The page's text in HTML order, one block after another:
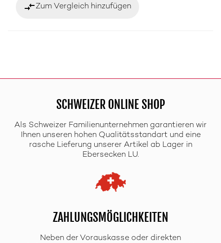
compare_arrowsZum Vergleich hinzufügen
SCHWEIZER ONLINE SHOP
Als Schweizer Familienunternehmen garantieren wir
Ihnen unseren hohen Qualitätsstandart und eine
rasche Lieferung unserer Artikel ab Lager in
Ebersecken LU.
ZAHLUNGSMÖGLICHKEITEN
Neben der Vorauskasse oder direkten